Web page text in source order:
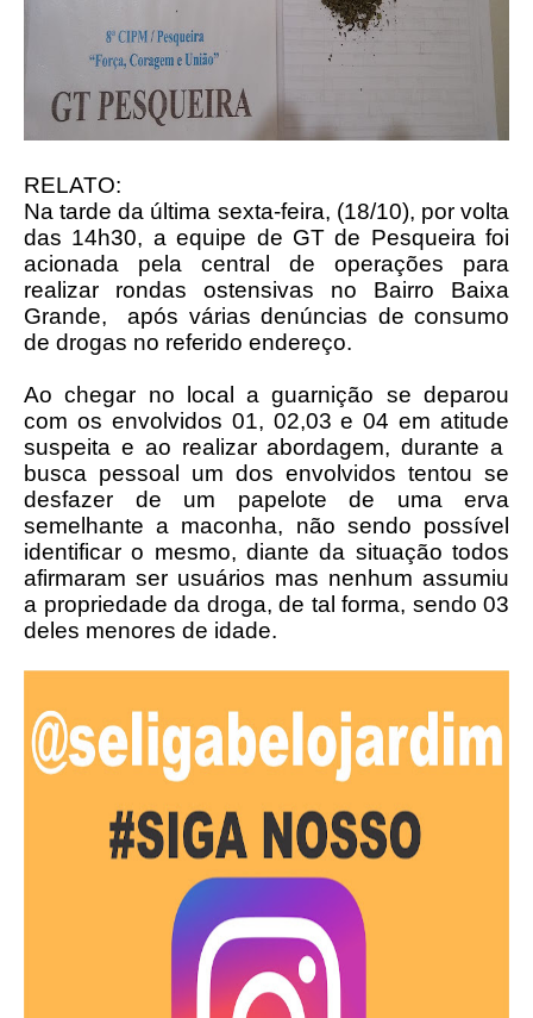
RELATO:
Na tarde da última sexta-feira, (18/10), por volta
das 14h30, a equipe de GT de Pesqueira foi
acionada pela central de operações para
realizar rondas ostensivas no Bairro Baixa
Grande,
após várias denúncias de consumo
de drogas no referido endereço.
Ao chegar no local a guarnição se deparou
com os envolvidos 01, 02,03 e 04 em atitude
suspeita e ao realizar abordagem, durante a
busca pessoal um dos envolvidos tentou se
desfazer de um papelote de uma erva
semelhante a maconha, não sendo possível
identificar o mesmo, diante da situação todos
afirmaram ser usuários mas nenhum assumiu
a propriedade da droga, de tal forma, sendo 03
deles menores de idade.